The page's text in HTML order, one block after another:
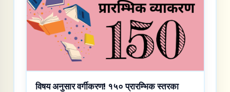
विषय अनुसार वर्गीकरण! १५० प्रारम्भिक स्तरका